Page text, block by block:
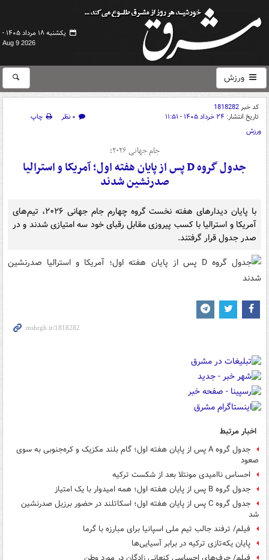
یکشنبه ۱۸ مرداد ۱۴۰۵ -
Aug 9 2026
ورزش
کد خبر1818282
تاریخ انتشار: ۲۴ خرداد ۱۴۰۵ - ۱۱:۵۱ ۰ نظر
چاپ
ورزش
جام جهانی ۲۰۲۶؛
جدول گروه D پس از پایان هفته اول؛ آمریکا و استرالیا
صدرنشین شدند
با پایان دیدارهای هفته نخست گروه چهارم جام جهانی ۲۰۲۶، تیم‌های
آمریکا و استرالیا با کسب پیروزی مقابل رقبای خود سه امتیازی شدند و در
صدر جدول قرار گرفتند.
اخبار مرتبط
جدول گروه A پس از پایان هفته اول؛ گام بلند مکزیک و کره‌جنوبی به سوی
صعود
احساس ناامیدی مونتلا بعد از شکست ترکیه
جدول گروه B پس از پایان هفته اول؛ همه امیدوار با یک امتیاز
جدول گروه C پس از پایان هفته اول؛ اسکاتلند در حضور برزیل صدرنشین
شد
فیلم/ ترفند جالب تیم ملی اسپانیا برای مبارزه با گرما
پایان یکه‌تازی ترکیه در برابر آسیایی‌ها